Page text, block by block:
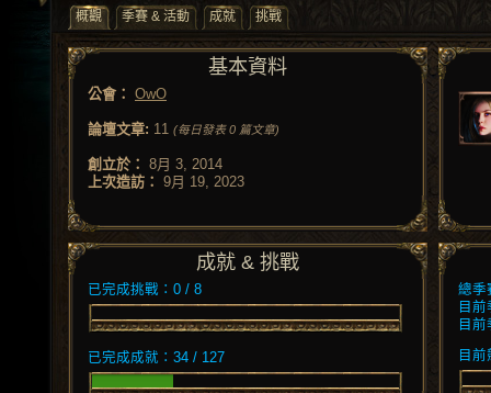
概觀 季賽 & 活動 成就 挑戰
基本資料
公會： OwO
論壇文章: 11 (每日發表 0 篇文章)
創立於： 8月 3, 2014
上次造訪： 9月 19, 2023
成就 & 挑戰
已完成挑戰：0 / 8
已完成成就：34 / 127
總季
目
目
目